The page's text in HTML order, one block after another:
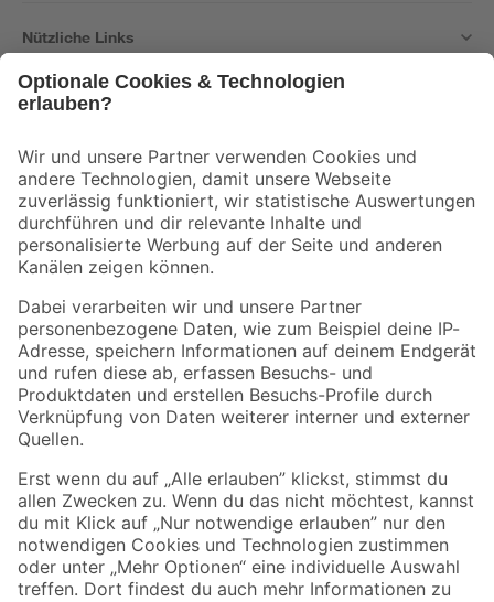
Nützliche Links
Der toom Newsletter: Keine Angebote und Aktionen mehr verpassen!
Zur Newsletter Anmeldung
Folge uns
Zahlungsarten Versandarten
Sicher einkaufen
Jetzt die toom-App herunterladen